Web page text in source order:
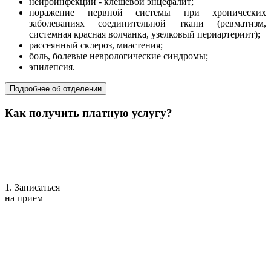
поражение нервной системы при хронических
заболеваниях соединительной ткани (ревматизм,
системная красная волчанка, узелковый периартериит);
рассеянный склероз, миастения;
боль, болевые неврологические синдромы;
эпилепсия.
Подробнее об отделении
Как получить платную услугу?
1. Записаться
на прием